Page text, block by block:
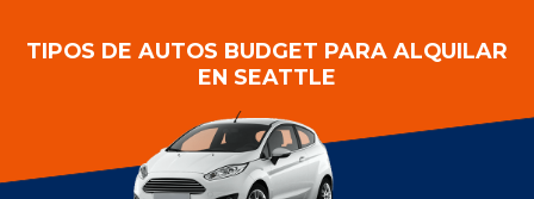
TIPOS DE AUTOS BUDGET PARA ALQUILAR
EN SEATTLE